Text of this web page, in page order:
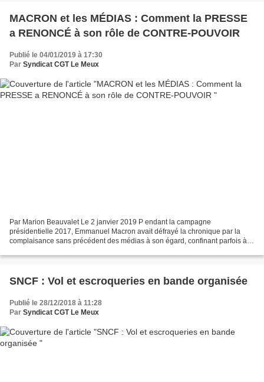
MACRON et les MÉDIAS : Comment la PRESSE
a RENONCÉ à son rôle de CONTRE-POUVOIR
Publié le 04/01/2019 à 17:30
Par Syndicat CGT Le Meux
Par Marion Beauvalet Le 2 janvier 2019 P endant la campagne
présidentielle 2017, Emmanuel Macron avait défrayé la chronique par la
complaisance sans précédent des médias à son égard, confinant parfois à
SNCF : Vol et escroqueries en bande organisée
Publié le 28/12/2018 à 11:28
Par Syndicat CGT Le Meux